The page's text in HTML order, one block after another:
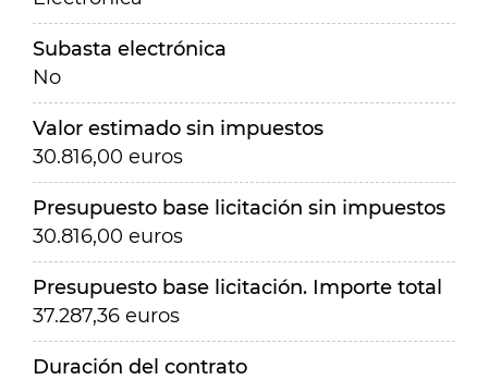
Subasta electrónica
No
Valor estimado sin impuestos
30.816,00 euros
Presupuesto base licitación sin impuestos
30.816,00 euros
Presupuesto base licitación. Importe total
37.287,36 euros
Duración del contrato